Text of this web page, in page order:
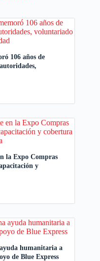
106 años de
la Expo Compras
y
humanitaria a
de Blue Express